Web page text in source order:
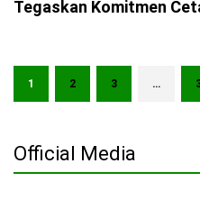
Tegaskan Komitmen
1 2 3 …
Official Media